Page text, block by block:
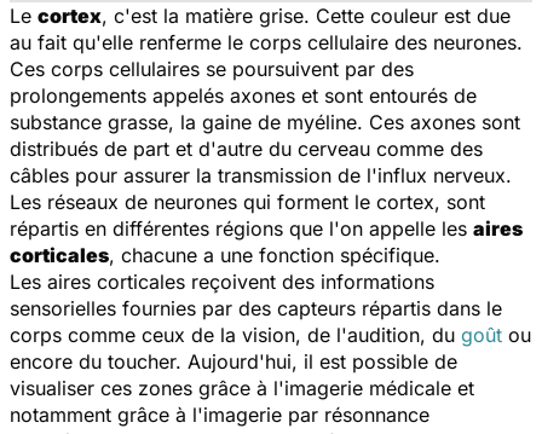
Le cortex, c'est la matière grise. Cette couleur est due
au fait qu'elle renferme le corps cellulaire des neurones.
Ces corps cellulaires se poursuivent par des
prolongements appelés axones et sont entourés de
substance grasse, la gaine de myéline. Ces axones sont
distribués de part et d'autre du cerveau comme des
câbles pour assurer la transmission de l'influx nerveux.
Les réseaux de neurones qui forment le cortex, sont
répartis en différentes régions que l'on appelle les aires
corticales, chacune a une fonction spécifique.
Les aires corticales reçoivent des informations
sensorielles fournies par des capteurs répartis dans le
corps comme ceux de la vision, de l'audition, du goût ou
encore du toucher. Aujourd'hui, il est possible de
visualiser ces zones grâce à l'imagerie médicale et
notamment grâce à l'imagerie par résonnance